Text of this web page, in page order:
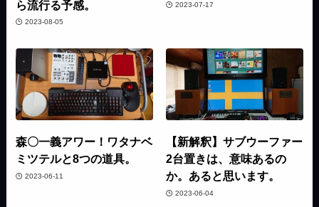
ら流行る予感。
2023-08-05
2023-07-17
森〇一義アワー！ワタナベ
ミツテルと8つの道具。
2023-06-11
【新解釈】サブウーファー
2台置きは、意味あるの
か。あると思います。
2023-06-04